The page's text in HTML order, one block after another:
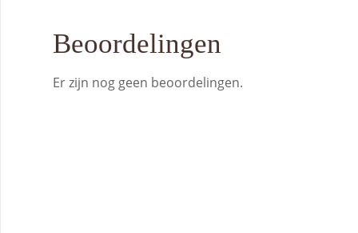
Beoordelingen
Er zijn nog geen beoordelingen.